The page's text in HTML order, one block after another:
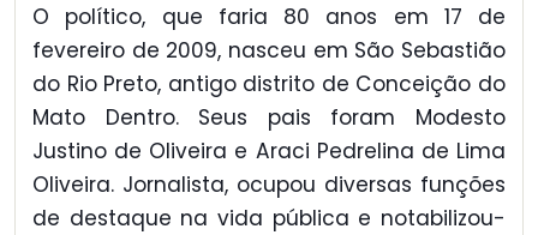
O político, que faria 80 anos em 17 de
fevereiro de 2009, nasceu em São Sebastião
do Rio Preto, antigo distrito de Conceição do
Mato Dentro. Seus pais foram Modesto
Justino de Oliveira e Araci Pedrelina de Lima
Oliveira. Jornalista, ocupou diversas funções
de destaque na vida pública e notabilizou-